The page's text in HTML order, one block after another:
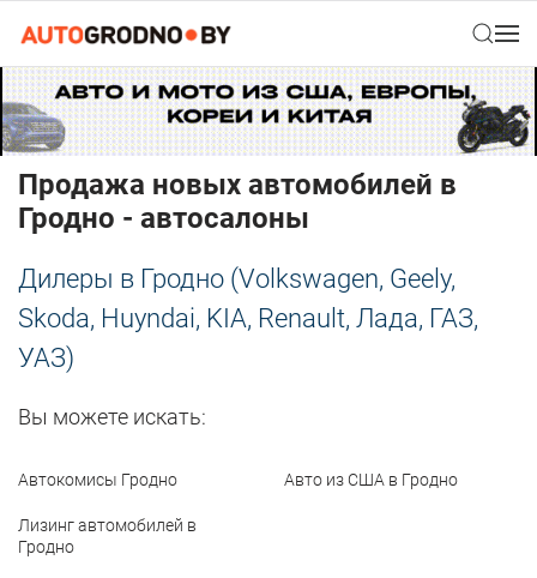
Продажа новых автомобилей в
Гродно - автосалоны
Дилеры в Гродно (Volkswagen, Geely,
Skoda, Huyndai, KIA, Renault, Лада, ГАЗ,
УАЗ)
Вы можете искать:
Автокомисы Гродно
Лизинг автомобилей в
Гродно
Авто из США в Гродно